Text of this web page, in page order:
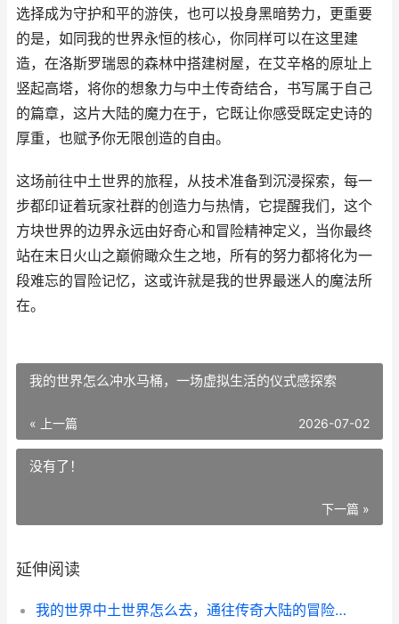
选择成为守护和平的游侠，也可以投身黑暗势力，更重要
的是，如同我的世界永恒的核心，你同样可以在这里建
造，在洛斯罗瑞恩的森林中搭建树屋，在艾辛格的原址上
竖起高塔，将你的想象力与中土传奇结合，书写属于自己
的篇章，这片大陆的魔力在于，它既让你感受既定史诗的
厚重，也赋予你无限创造的自由。
这场前往中土世界的旅程，从技术准备到沉浸探索，每一
步都印证着玩家社群的创造力与热情，它提醒我们，这个
方块世界的边界永远由好奇心和冒险精神定义，当你最终
站在末日火山之巅俯瞰众生之地，所有的努力都将化为一
段难忘的冒险记忆，这或许就是我的世界最迷人的魔法所
在。
我的世界怎么冲水马桶，一场虚拟生活的仪式感探索
« 上一篇 2026-07-02
没有了！
下一篇 »
延伸阅读
我的世界中土世界怎么去，通往传奇大陆的冒险指南